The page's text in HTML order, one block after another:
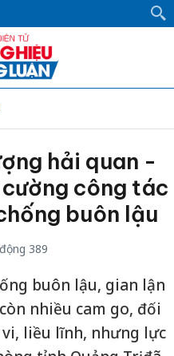
hải quan -
công tác
buôn lậu
389
buôn lậu, gian lận
nhiều cam go, đối
liều lĩnh, nhưng lực